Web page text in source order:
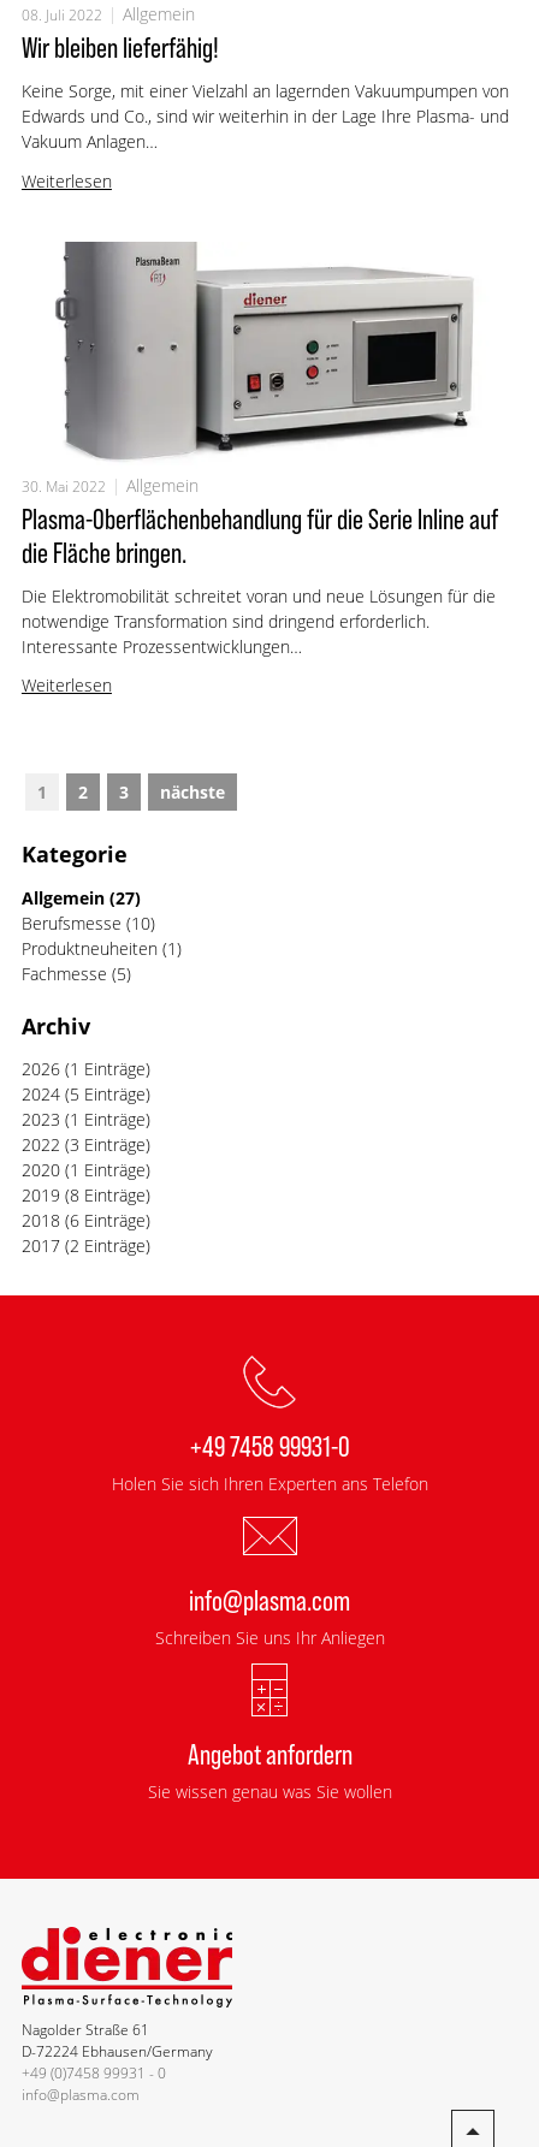
08. Juli 2022 Allgemein
Wir bleiben lieferfähig!
Keine Sorge, mit einer Vielzahl an lagernden Vakuumpumpen von
Edwards und Co., sind wir weiterhin in der Lage Ihre Plasma- und
Vakuum Anlagen…
Weiterlesen
30. Mai 2022 Allgemein
Plasma-Oberflächenbehandlung für die Serie Inline auf
die Fläche bringen.
Die Elektromobilität schreitet voran und neue Lösungen für die
notwendige Transformation sind dringend erforderlich.
Interessante Prozessentwicklungen…
Weiterlesen
1 2 3 nächste
Kategorie
Allgemein (27)
Berufsmesse (10)
Produktneuheiten (1)
Fachmesse (5)
Archiv
2026(1 Einträge)
2024(5 Einträge)
2023 (1 Einträge)
2022 (3 Einträge)
2020(1 Einträge)
2019 (8 Einträge)
2018 (6 Einträge)
2017(2 Einträge)
+49 7458 99931-0
Holen Sie sich Ihren Experten ans Telefon
info@plasma.com
Schreiben Sie uns Ihr Anliegen
Angebot anfordern
Sie wissen genau was Sie wollen
Nagolder Straße 61
D-72224 Ebhausen/Germany
+49 (0)7458 99931 - 0
info@plasma.com